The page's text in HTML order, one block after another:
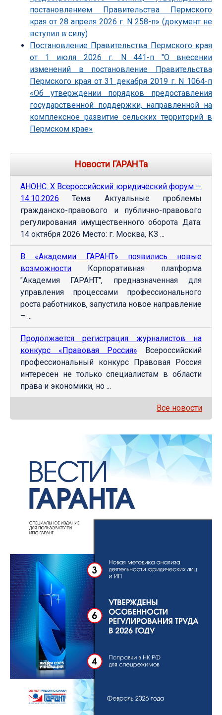
постановлением Правительства Пермского
края от 28 апреля 2026 г. N 258-п» (документ не
вступил в силу)
Постановление Правительства Пермского края
от 1 июля 2026 г. N 441-п "О внесении
изменений в постановление Правительства
Пермского края от 31 декабря 2019 г. N 1064-п
«Об утверждении порядков предоставления
государственной поддержки, направленной на
комплексное развитие сельских территорий в
Пермском крае»
Новости ГАРАНТа
АНОНС: Х Всероссийский юридический форум —
14.10.2026 Тема: Актуальные проблемы
гражданско-правового и публично-правового
регулирования имущественного оборота Дата:
14 октября 2026 Место: г. Москва, КЗ ...
В «Академии ГАРАНТ» появились новые
возможности Корпоративная платформа
"Академия ГАРАНТ", предназначенная для
управления процессами профессионального
роста работников, запустила новое направление
– ...
Продолжается регистрация журналистов на
конкурс «Правовая Россия» Всероссийский
профессиональный конкурс Правовая Россия
интересен не только специалистам в области
права и экономики, но ...
Все новости